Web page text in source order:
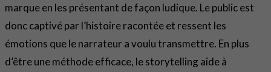
marque en les présentant de façon ludique. Le public est
donc captivé par l’histoire racontée et ressent les
émotions que le narrateur a voulu transmettre. En plus
d’être une méthode efficace, le storytelling aide à